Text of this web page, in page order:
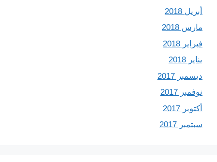
أبريل 2018
مارس 2018
فبراير 2018
يناير 2018
ديسمبر 2017
نوفمبر 2017
أكتوبر 2017
سبتمبر 2017